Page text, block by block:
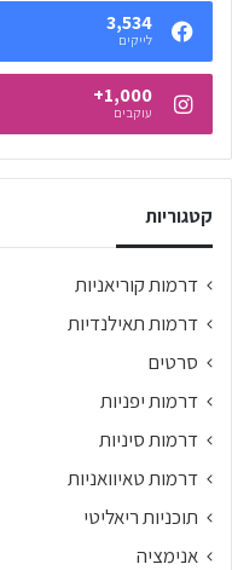
3,534
לייקים
1,000+
עוקבים
קטגוריות
דרמות קוריאניות
דרמות תאילנדיות
סרטים
דרמות יפניות
דרמות סיניות
דרמות טאיוואניות
תוכניות ריאליטי
אנימציה